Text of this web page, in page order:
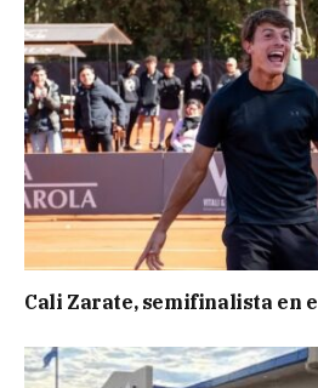
Cali Zarate, semifinalista en